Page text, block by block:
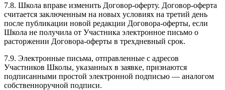
7.8. Школа вправе изменить Договор-оферту. Договор-оферта
считается заключенным на новых условиях на третий день
после публикации новой редакции Договора-оферты, если
Школа не получила от Участника электронное письмо о
расторжении Договора-оферты в трехдневный срок.
7.9. Электронные письма, отправленные с адресов
Участников Школы, указанных в заявке, признаются
подписанными простой электронной подписью — аналогом
собственноручной подписи.